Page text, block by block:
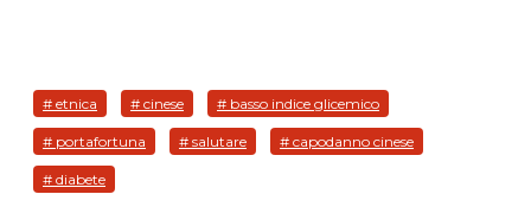
# etnica # cinese # basso indice glicemico
# portafortuna # salutare # capodanno cinese
# diabete